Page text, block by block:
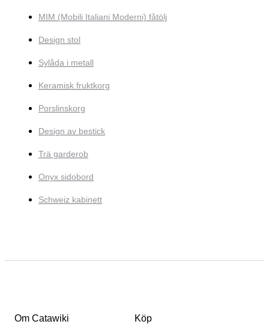
MIM (Mobili Italiani Moderni) fåtölj
Design stol
Sylåda i metall
Keramisk fruktkorg
Porslinskorg
Design av bestick
Trä garderob
Onyx sidobord
Schweiz kabinett
Om Catawiki Köp